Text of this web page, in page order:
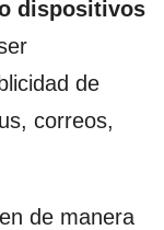
dispositivos
de
correos,
de manera